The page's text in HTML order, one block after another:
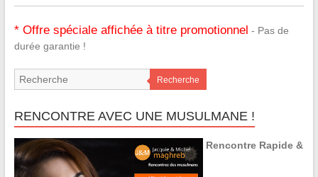
* Offre spéciale affichée à titre promotionnel - Pas de
durée garantie !
Recherche
RENCONTRE AVEC UNE MUSULMANE !
Rencontre Rapide &